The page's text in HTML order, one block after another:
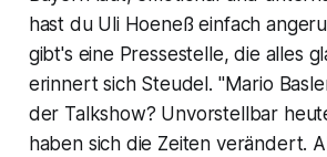
hast du Uli Hoeneß einfach
gibt's eine Pressestelle, die alles
erinnert sich Steudel. "Mario
der Talkshow? Unvorstellbar
haben sich die Zeiten verändert.